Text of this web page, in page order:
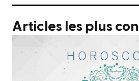
Articles les plus